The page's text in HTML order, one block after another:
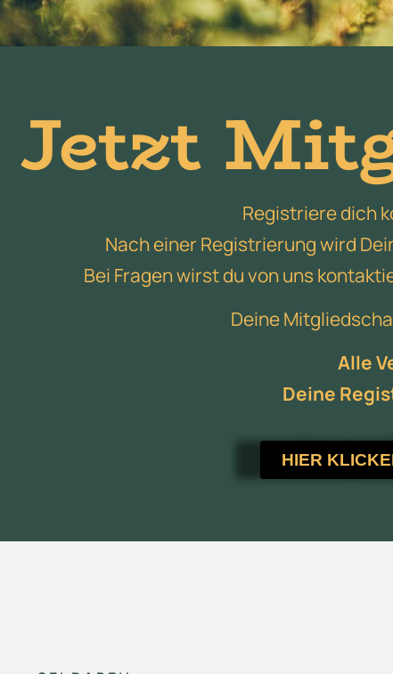
Jetzt
Registriere dich
Nach einer Registrierung wird
Bei Fragen wirst du von uns
Deine
Alle
Deine
HIER